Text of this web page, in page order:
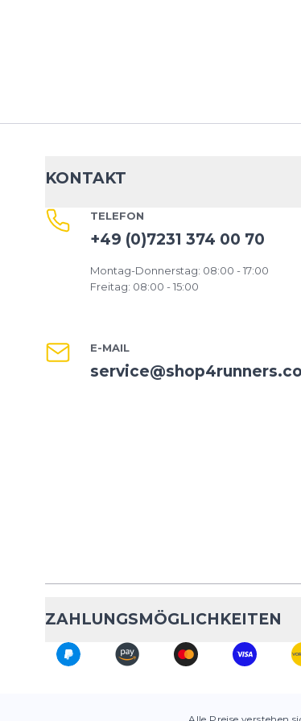
KONTAKT
TELEFON
+49 (0)7231 374 00 70
Montag-Donnerstag: 08:00 - 17:00
Freitag: 08:00 - 15:00
E-MAIL
ZAHLUNGSMÖGLICHKEITEN